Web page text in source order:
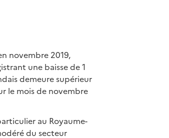
novembre 2019,
une baisse de 1
demeure supérieur
le mois de novembre
au Royaume-
du secteur